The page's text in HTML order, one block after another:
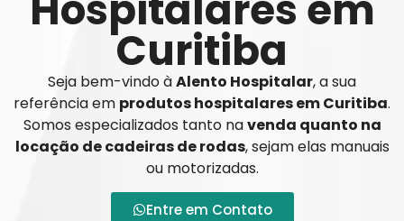
Curitiba
Seja bem-vindo àAlento Hospitalar, a sua
referência em produtos hospitalares em Curitiba.
Somos especializados tanto navenda quanto na
locação de cadeiras de rodas, sejam elas manuais
ou motorizadas.
Entre em Contato